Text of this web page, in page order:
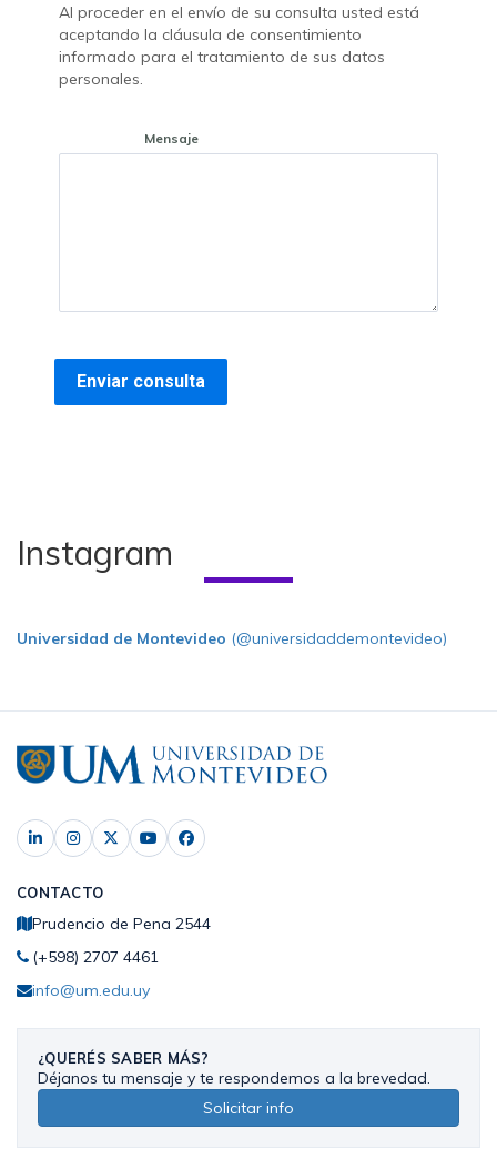
Al proceder en el envío de su consulta usted está
aceptando la cláusula de consentimiento
informado para el tratamiento de sus datos
personales.
Mensaje
Instagram
Universidad de Montevideo (@universidaddemontevideo)
CONTACTO
Prudencio de Pena 2544
(+598) 2707 4461
info@um.edu.uy
¿QUERÉS SABER MÁS?
Déjanos tu mensaje y te respondemos a la brevedad.
Solicitar info